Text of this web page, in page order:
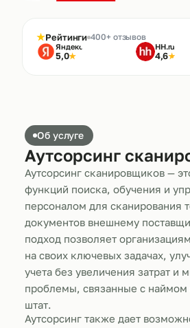
★Рейтинги 400+ отзывов
Яндекс
5,0★
HH.ru
4,6★
Об услуге
Аутсорсинг
Аутсорсинг сканировщиков —
функций поиска, обучения и
персоналом для сканирования
документов внешнему
подход позволяет
на своих ключевых задачах,
учета без увеличения затрат и
проблемы, связанные с наймом
штат.
Аутсорсинг также дает